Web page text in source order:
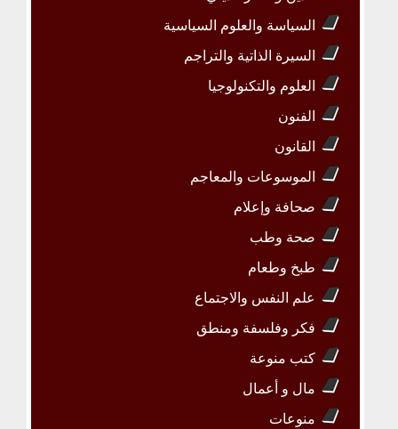
السياسة والعلوم السياسية
السيرة الذاتية والتراجم
العلوم والتكنولوجيا
الفنون
القانون
الموسوعات والمعاجم
صحافة وإعلام
صحة وطب
طبخ وطعام
علم النفس والاجتماع
فكر وفلسفة ومنطق
كتب منوعة
مال و أعمال
منوعات